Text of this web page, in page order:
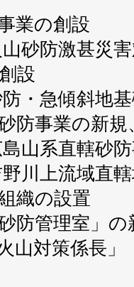
業の創設
砂防激甚災害
設
・急傾斜地基
防事業の新規
山系直轄砂防
川上流域直轄
織の設置
管理室」の
火山対策係長